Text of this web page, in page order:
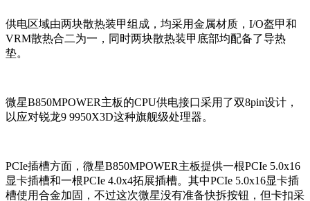
供电区域由两块散热装甲组成，均采用金属材质，I/O盔甲和
VRM散热合二为一，同时两块散热装甲底部均配备了导热
垫。
微星B850MPOWER主板的CPU供电接口采用了双8pin设计，
以应对锐龙9 9950X3D这种旗舰级处理器。
PCIe插槽方面，微星B850MPOWER主板提供一根PCIe 5.0x16
显卡插槽和一根PCIe 4.0x4拓展插槽。其中PCIe 5.0x16显卡插
槽使用合金加固，不过这次微星没有准备快拆按钮，但卡扣采